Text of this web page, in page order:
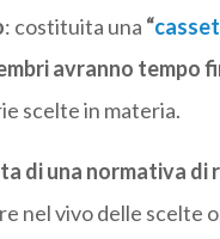
: costituita una “
avranno tempo
scelte in materia.
di una normativa
nel vivo delle scelte